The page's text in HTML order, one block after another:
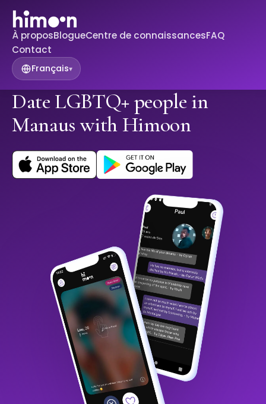
À proposBlogueCentre de connaissancesFAQ
Contact
Français▾
Date LGBTQ+ people in
Manaus with Himoon